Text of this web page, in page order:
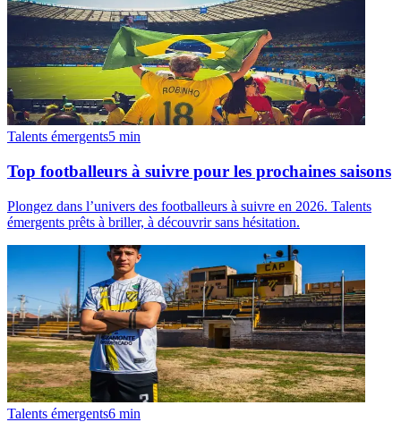
Talents émergents5 min
Top footballeurs à suivre pour les prochaines saisons
Plongez dans l’univers des footballeurs à suivre en 2026. Talents
émergents prêts à briller, à découvrir sans hésitation.
Talents émergents6 min